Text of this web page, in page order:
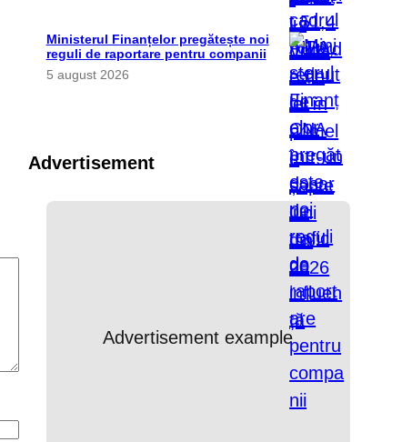
Ministerul Finanțelor pregătește noi
reguli de raportare pentru companii
5 august 2026
Advertisement
Advertisement example